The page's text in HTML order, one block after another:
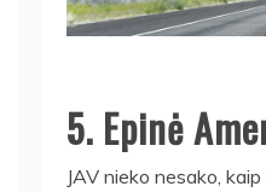
5. Epinė
JAV nieko nesako,